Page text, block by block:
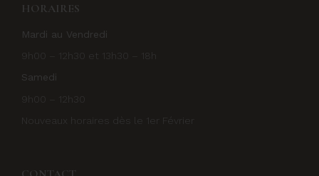
HORAIRES
Mardi au Vendredi
9h00 – 12h30 et 13h30 – 18h
Samedi
9h00 – 12h30
Nouveaux horaires dès le 1er Février